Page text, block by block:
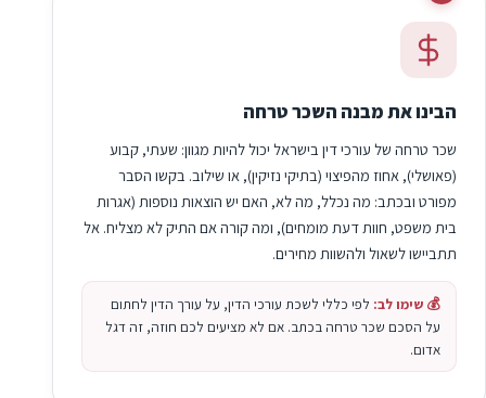
הבינו את מבנה השכר טרחה
שכר טרחה של עורכי דין בישראל יכול להיות מגוון: שעתי, קבוע
(פאושלי), אחוז מהפיצוי (בתיקי נזיקין), או שילוב. בקשו הסבר
מפורט ובכתב: מה נכלל, מה לא, האם יש הוצאות נוספות (אגרות
בית משפט, חוות דעת מומחים), ומה קורה אם התיק לא מצליח. אל
תתביישו לשאול ולהשוות מחירים.
💰 שימו לב: לפי כללי לשכת עורכי הדין, על עורך הדין לחתום
על הסכם שכר טרחה בכתב. אם לא מציעים לכם חוזה, זה דגל
אדום.